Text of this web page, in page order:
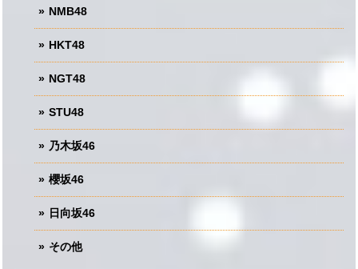
NMB48
HKT48
NGT48
STU48
乃木坂46
櫻坂46
日向坂46
その他